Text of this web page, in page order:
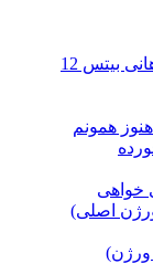
بیتس 12
همونم
خواهی
اصلی)
ورژن)